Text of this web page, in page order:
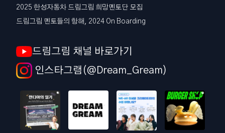
2025 한성자동차 드림그림 희망멘토단 모집
드림그림 멘토들의 항해, 2024 On Boarding
드림그림 채널 바로가기
인스타그램(@Dream_Gream)